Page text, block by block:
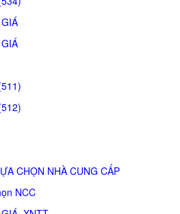
CHỌN NHÀ CUNG CẤP
NCC